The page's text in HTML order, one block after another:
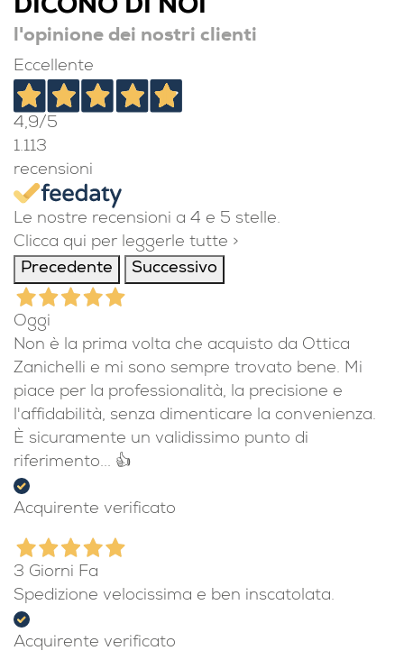
DICONO DI NOI
l'opinione dei nostri clienti
Eccellente
4,9/5
1.113
recensioni
Le nostre recensioni a 4 e 5 stelle.
Clicca qui per leggerle tutte >
Precedente
Successivo
Oggi
Non è la prima volta che acquisto da Ottica
Zanichelli e mi sono sempre trovato bene. Mi
piace per la professionalità, la precisione e
l'affidabilità, senza dimenticare la convenienza.
È sicuramente un validissimo punto di
riferimento... 👍
Acquirente verificato
3 Giorni Fa
Spedizione velocissima e ben inscatolata.
Acquirente verificato